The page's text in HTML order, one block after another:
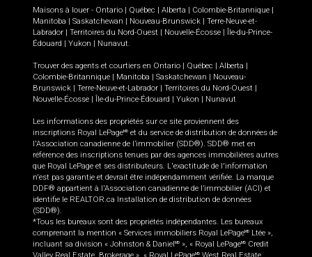
Maisons à louer - Ontario Québec Alberta Colombie-Britannique
Manitoba
Saskatchewan Nouveau-Brunswick
Terre-Neuve-et-
Labrador
Territoires du Nord-Ouest Nouvelle-Écosse
Île-du-Prince-
Édouard
Yukon Nunavut.
Trouver des agents et courtiers en Ontario Québec Alberta
Colombie-Britannique
Manitoba Saskatchewan
Nouveau-
Brunswick
Terre-Neuve-et-Labrador Territoires du Nord-Ouest
Nouvelle-Écosse
Île-du-Prince-Édouard Yukon Nunavut
Les informations des propriétés sur ce site proviennent des
inscriptions Royal LePageMD et du service de distribution de données de
l'Association canadienne de l’immobilier (SDD®). SDD® met en
référence des inscriptions tenues par des agences immobilières autres
que Royal LePage et ses distributeurs. L'exactitude de l'information
n'est pas garantie et devrait être indépendamment vérifiée. La marque
DDF® appartient à l'Association canadienne de l’immobilier (ACI) et
identifie le REALTOR.ca Installation de distribution de données
(SDD®).
*Tous les bureaux sont des propriétés indépendantes. Les bureaux
comprenant la mention « Services immobiliers Royal LePageMD
Ltée »,
incluant sa division « Johnston & Daniel MD », « Royal LePageMD
Credit
MD